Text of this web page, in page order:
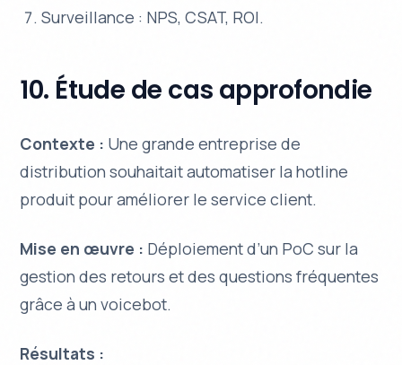
Surveillance : NPS, CSAT, ROI.
10. Étude de cas approfondie
Contexte : Une grande entreprise de
distribution souhaitait automatiser la hotline
produit pour améliorer le service client.
Mise en œuvre : Déploiement d’un PoC sur la
gestion des retours et des questions fréquentes
grâce à un voicebot.
Résultats :